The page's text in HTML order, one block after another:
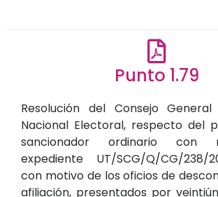
Punto 1.79
Resolución del Consejo
Nacional Electoral, respecto del
sancionador ordinario con
expediente UT/SCG/Q/CG/238/
con motivo de los oficios de
afiliación, presentados por